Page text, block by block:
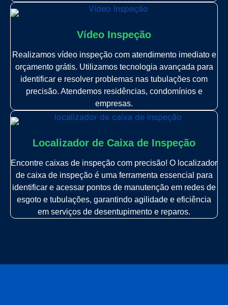
Vídeo Inspeção
Realizamos vídeo inspeção com atendimento imediato e
orçamento grátis. Utilizamos tecnologia avançada para
identificar e resolver problemas nas tubulações com
precisão. Atendemos residências, condomínios e
empresas.
Localizador de Caixa de Inspeção
Encontre caixas de inspeção com precisão! O localizador
de caixa de inspeção é uma ferramenta essencial para
identificar e acessar pontos de manutenção em redes de
esgoto e tubulações, garantindo agilidade e eficiência
em serviços de desentupimento e reparos.